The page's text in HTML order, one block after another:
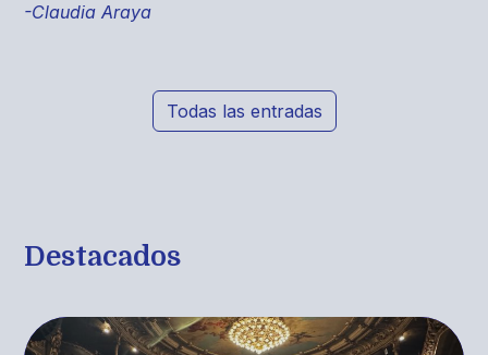
-Claudia Araya
Todas las entradas
Destacados